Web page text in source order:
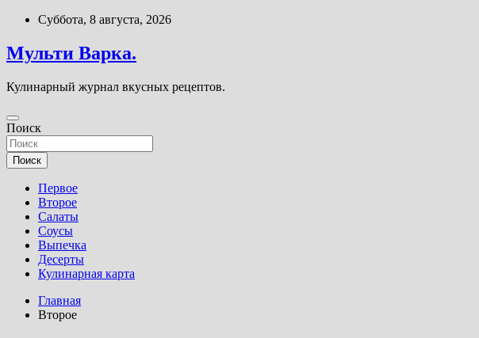
Перейти
содержимому
Суббота, 8 августа, 2026
Мульти Варка.
Кулинарный журнал вкусных рецептов.
Поиск
Поиск
Первое
Второе
Салаты
Соусы
Выпечка
Десерты
Кулинарная карта
Главная
Второе